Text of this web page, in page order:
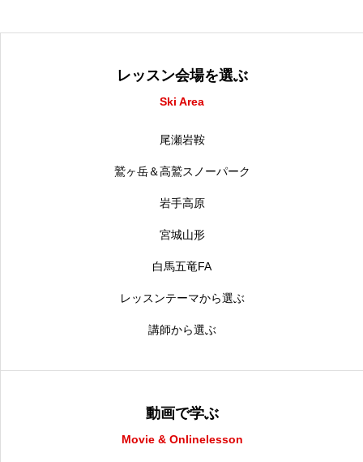
レッスン会場を選ぶ
Ski Area
尾瀬岩鞍
鷲ヶ岳＆高鷲スノーパーク
岩手高原
宮城山形
白馬五竜FA
レッスンテーマから選ぶ
講師から選ぶ
動画で学ぶ
Movie & Onlinelesson